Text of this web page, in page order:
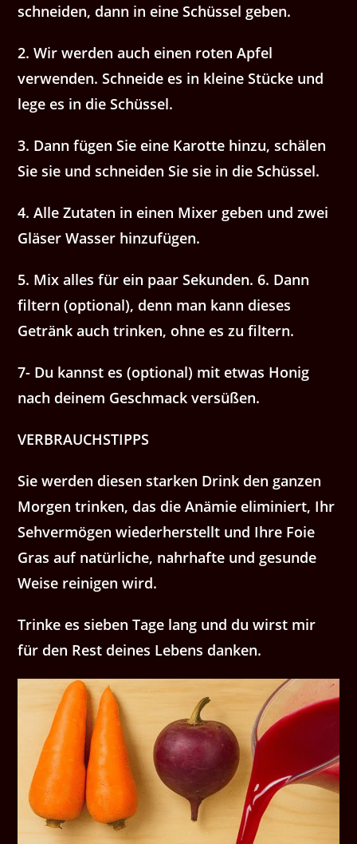
schneiden, dann in eine Schüssel geben.
2. Wir werden auch einen roten Apfel
verwenden. Schneide es in kleine Stücke und
lege es in die Schüssel.
3. Dann fügen Sie eine Karotte hinzu, schälen
Sie sie und schneiden Sie sie in die Schüssel.
4. Alle Zutaten in einen Mixer geben und zwei
Gläser Wasser hinzufügen.
5. Mix alles für ein paar Sekunden. 6. Dann
filtern (optional), denn man kann dieses
Getränk auch trinken, ohne es zu filtern.
7- Du kannst es (optional) mit etwas Honig
nach deinem Geschmack versüßen.
VERBRAUCHSTIPPS
Sie werden diesen starken Drink den ganzen
Morgen trinken, das die Anämie eliminiert, Ihr
Sehvermögen wiederherstellt und Ihre Foie
Gras auf natürliche, nahrhafte und gesunde
Weise reinigen wird.
Trinke es sieben Tage lang und du wirst mir
für den Rest deines Lebens danken.